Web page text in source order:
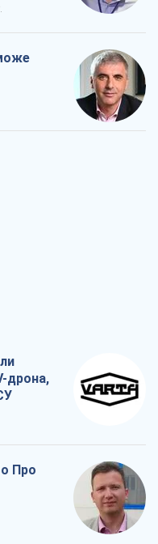
дрона,
Про